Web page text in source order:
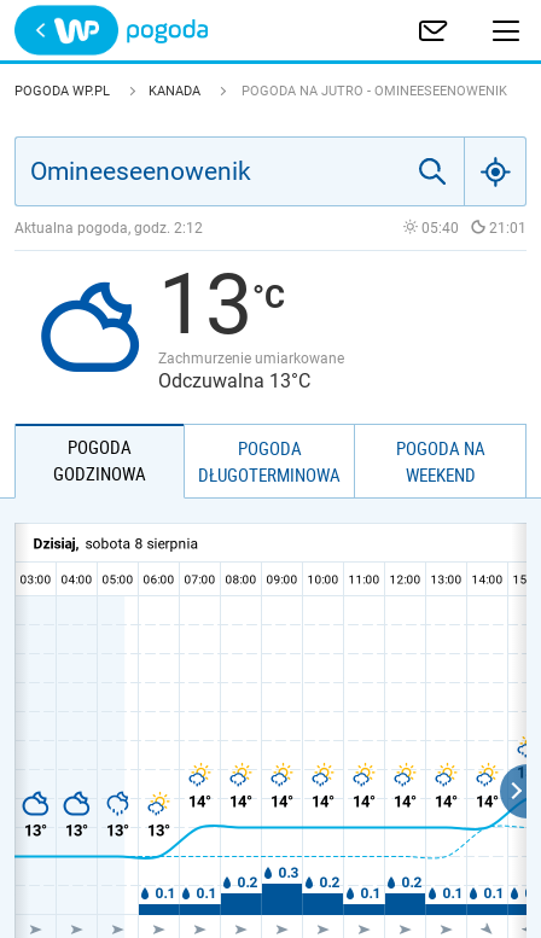
Trwa ładowanie
POLSKA
JAKOŚĆ POWIETRZA
POGODA WP.PL KANADA POGODA NA JUTRO - OMINEESEENOWENIK
Aktualna pogoda, godz. 2:12 05:40 21:01
13
Zachmurzenie umiarkowane
Odczuwalna 13°C
POGODA
GODZINOWA
POGODA
DŁUGOTERMINOWA
POGODA NA
WEEKEND